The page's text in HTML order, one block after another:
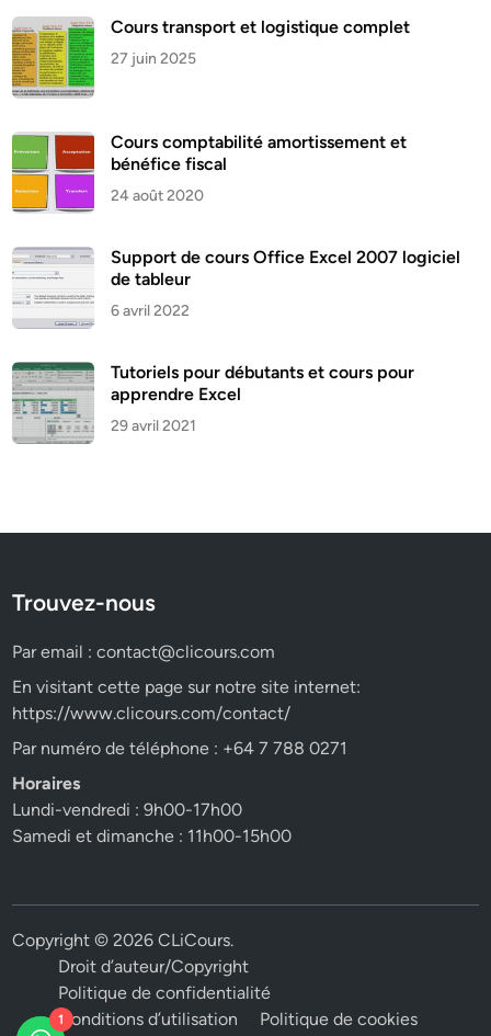
Cours transport et logistique complet
27 juin 2025
Cours comptabilité amortissement et
bénéfice fiscal
24 août 2020
Support de cours Office Excel 2007 logiciel
de tableur
6 avril 2022
Tutoriels pour débutants et cours pour
apprendre Excel
29 avril 2021
Trouvez-nous
Par email :contact@clicours.com
En visitant cette page sur notre site internet:
https://www.clicours.com/contact/
Par numéro de téléphone : +64 7 788 0271
Horaires
Lundi-vendredi : 9h00-17h00
Samedi et dimanche : 11h00-15h00
Copyright © 2026CLiCours.
Droit d’auteur/Copyright
Politique de confidentialité
Conditions d’utilisation
Politique de cookies
1